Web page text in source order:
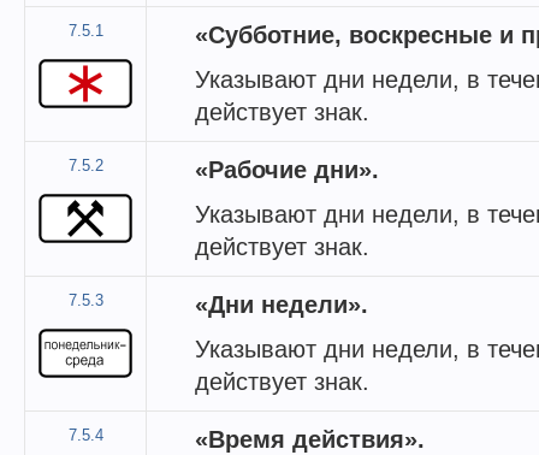
7.5.1
«Субботние, воскресные и
Указывают дни недели, в
действует знак.
7.5.2
«Рабочие дни».
Указывают дни недели, в
действует знак.
7.5.3
«Дни недели».
Указывают дни недели, в
действует знак.
7.5.4
«Время действия».